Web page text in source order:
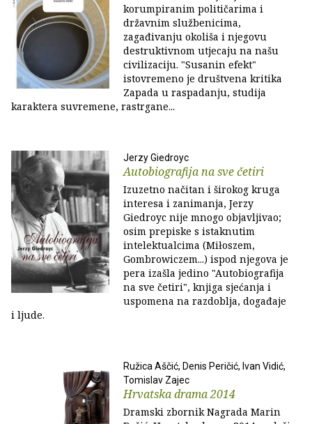
korumpiranim političarima i
državnim službenicima,
zagađivanju okoliša i njegovu
destruktivnom utjecaju na našu
civilizaciju. "Susanin efekt"
istovremeno je društvena kritika
Zapada u raspadanju, studija
karaktera suvremene, rastrgane...
Jerzy Giedroyc
Autobiografija na sve četiri
Izuzetno načitan i širokog kruga
interesa i zanimanja, Jerzy
Giedroyc nije mnogo objavljivao;
osim prepiske s istaknutim
intelektualcima (Miłoszem,
Gombrowiczem...) ispod njegova je
pera izašla jedino "Autobiografija
na sve četiri", knjiga sjećanja i
uspomena na razdoblja, događaje
i ljude.
Ružica Aščić, Denis Peričić, Ivan Vidić,
Tomislav Zajec
Hrvatska drama 2014
Dramski zbornik Nagrada Marin